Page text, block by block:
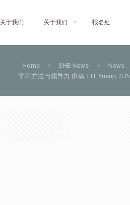
关于我们 关于我们 报名处
Home SHB News News
学习方法与领导力 供稿：H. Yusup,